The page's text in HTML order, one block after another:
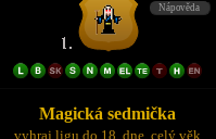
Magická sedmička
vyhraj ligu do 18. dne, celý věk